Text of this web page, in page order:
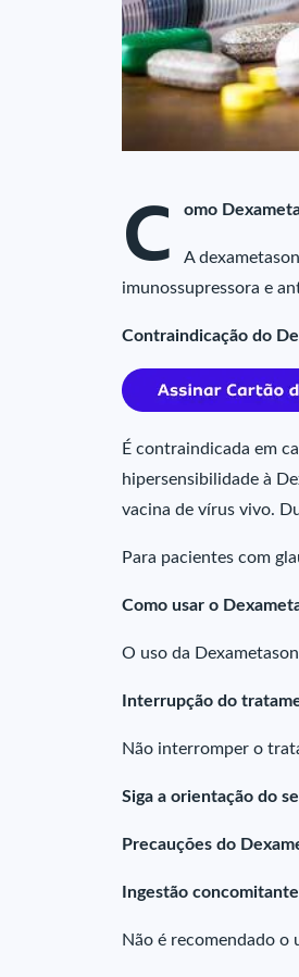
C omo
A
imunossupressora e
Contraindicação do
É contraindicada em
hipersensibilidade à
vacina de vírus vivo.
Para pacientes com
Como usar o
O uso da
Interrupção do
Não interromper o
Siga a orientação do
Precauções do
Ingestão
Não é recomendado